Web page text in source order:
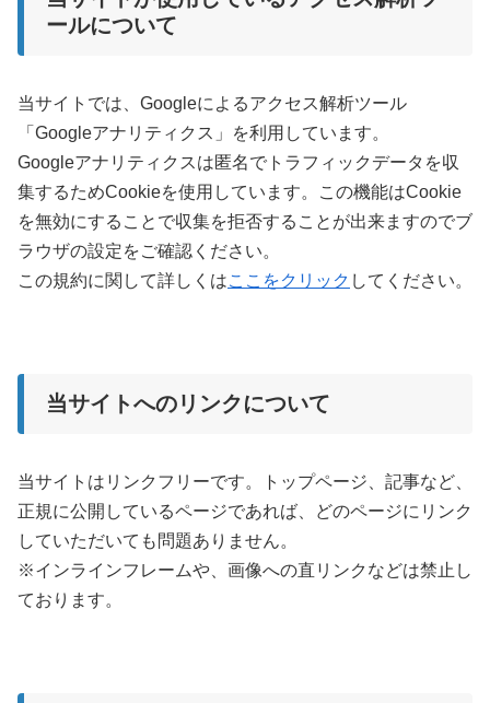
ールについて
当サイトでは、Googleによるアクセス解析ツール
「Googleアナリティクス」を利用しています。
Googleアナリティクスは匿名でトラフィックデータを収
集するためCookieを使用しています。この機能はCookie
を無効にすることで収集を拒否することが出来ますのでブ
ラウザの設定をご確認ください。
この規約に関して詳しくはここをクリック してください。
当サイトへのリンクについて
当サイトはリンクフリーです。トップページ、記事など、
正規に公開しているページであれば、どのページにリンク
していただいても問題ありません。
※インラインフレームや、画像への直リンクなどは禁止し
ております。